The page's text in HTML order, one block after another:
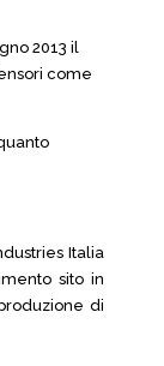
2013 il
come
Italia
sito in
di